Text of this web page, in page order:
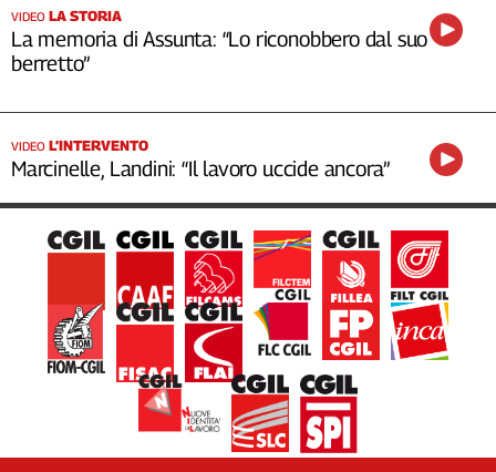
VIDEO LA STORIA
La memoria di Assunta: “Lo riconobbero dal suo
berretto”
VIDEO L’INTERVENTO
Marcinelle, Landini: “Il lavoro uccide ancora”